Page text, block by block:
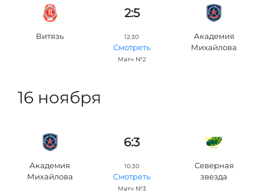
2:5
Витязь 12:30
Смотреть
Матч №2
Академия
Михайлова
16 ноября
6:3
Академия
Михайлова
10:30
Смотреть
Матч №3
Северная
звезда